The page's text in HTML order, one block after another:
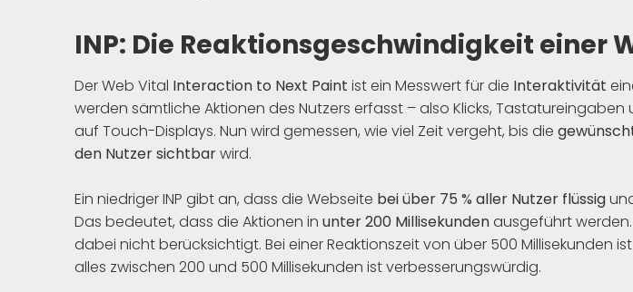
INP: Die Reaktionsgeschwindigkeit einer
Der Web Vital Interaction to Next Paint ist ein Messwert für die Interaktivität
werden sämtliche Aktionen des Nutzers erfasst – also Klicks, Tastatureingaben
auf Touch-Displays. Nun wird gemessen, wie viel Zeit vergeht, bis die
den Nutzer sichtbarwird.
Ein niedriger INP gibt an, dass die Webseite bei über 75 % aller Nutzer flüssig
Das bedeutet, dass die Aktionen in unter 200 Millisekundenausgeführt
dabei nicht berücksichtigt. Bei einer Reaktionszeit von über 500 Millisekunden
alles zwischen 200 und 500 Millisekunden ist verbesserungswürdig.